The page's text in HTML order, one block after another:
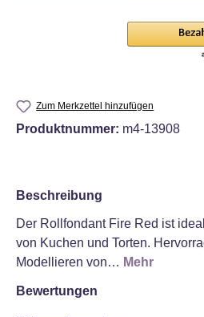
Zum Merkzettel hinzufügen
Produktnummer: m4-13908
Beschreibung
Der Rollfondant Fire Red ist
von Kuchen und Torten.
Modellieren von… Mehr
Bewertungen